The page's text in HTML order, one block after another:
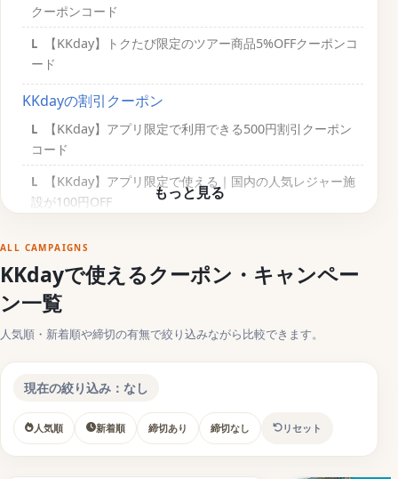
クーポンコード
【KKday】トクたび限定のツアー商品5%OFFクーポンコ
ード
KKdayの割引クーポン
【KKday】アプリ限定で利用できる500円割引クーポン
コード
【KKday】アプリ限定で使える｜国内の人気レジャー施
設が100円OFF
が最大1,500円OFF
【期間限定】KKdayの割引クーポン
【KKday】ゴールデンウィークセール最大50%OFFクー
ポン配布中
【国別】KKdayの割引クーポン
【KKday】台湾新幹線が2名同時購入で1名分無料になる
クーポンキャンペーン
ALL CAMPAIGNS
KKdayで使えるクーポン・キャンペー
ン一覧
人気順・新着順や締切の有無で絞り込みながら比較できます。
現在の絞り込み：なし
人気順 新着順 締切あり 締切なし リセット